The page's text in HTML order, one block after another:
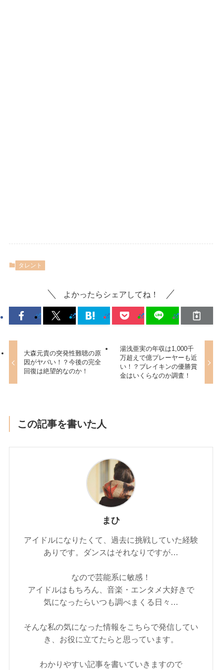
タレント
よかったらシェアしてね！
大森元貴の突発性難聴の原
因がヤバい！？今後の完全
回復は絶望的なのか！
湯浅亜実の年収は1,000千
万超えで億プレーヤーも近
い！？ブレイキンの優勝賞
金はいくらなのか調査！
この記事を書いた人
まひ
アイドルになりたくて、過去に挑戦していた経験
ありです。ダンスはそれなりですが…
なので芸能系に敏感！
アイドルはもちろん、音楽・エンタメ大好きで
気になったらいつも調べまくる日々…
そんな私の気になった情報をこちらで発信してい
き、お役に立てたらと思っています。
わかりやすい記事を書いていきますので